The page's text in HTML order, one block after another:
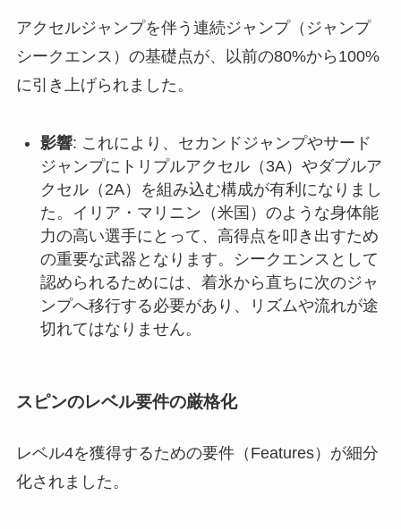
アクセルジャンプを伴う連続ジャンプ（ジャンプ
シークエンス）の基礎点が、以前の80%から100%
に引き上げられました。
影響: これにより、セカンドジャンプやサード
ジャンプにトリプルアクセル（3A）やダブルア
クセル（2A）を組み込む構成が有利になりまし
た。イリア・マリニン（米国）のような身体能
力の高い選手にとって、高得点を叩き出すため
の重要な武器となります。シークエンスとして
認められるためには、着氷から直ちに次のジャ
ンプへ移行する必要があり、リズムや流れが途
切れてはなりません。
スピンのレベル要件の厳格化
レベル4を獲得するための要件（Features）が細分
化されました。